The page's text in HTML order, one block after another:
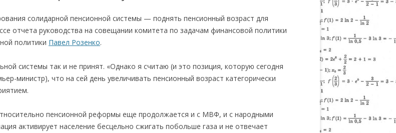
солидарной пенсионной системы — поднять пенсионный возраст для
отчета руководства на совещании комитета по задачам финансовой политики
политики Павел Розенко.
системы так и не принят. «Однако я считаю (и это позиция, которую сегодня
министр), что на сей день увеличивать пенсионный возраст категорически
пенсионной реформы еще продолжается и с МВФ, и с народными
активирует население бесцельно сжигать побольше газа и не отвечает